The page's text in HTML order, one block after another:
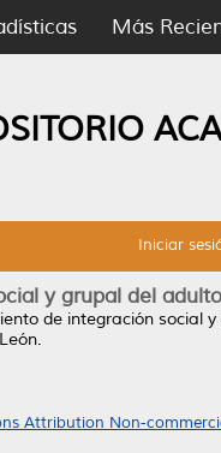
Más
Iniciar
y grupal del
de integración social
Attribution Non-